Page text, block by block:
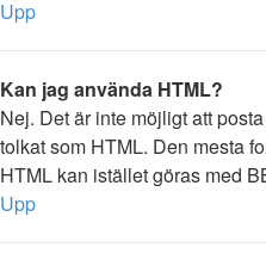
Upp
Kan jag använda HTML?
Nej. Det är inte möjligt att
tolkat som HTML. Den mesta
HTML kan istället göras med
Upp